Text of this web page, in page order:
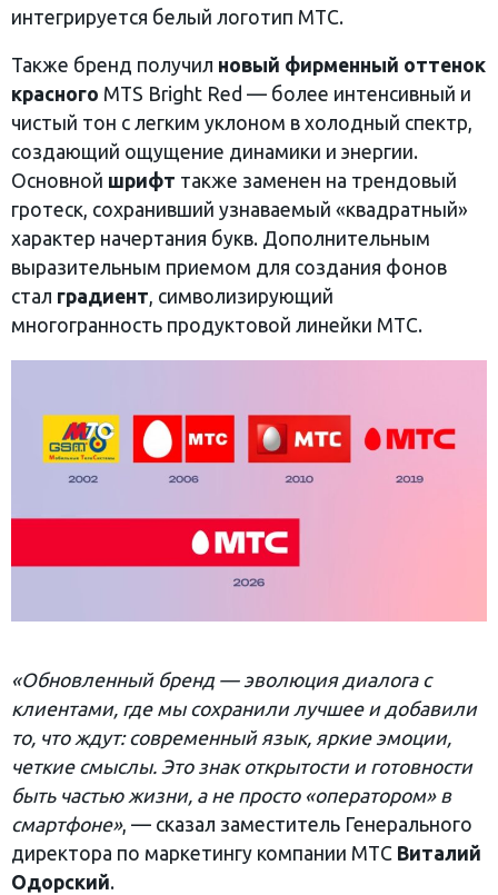
интегрируется белый логотип МТС.
Также бренд получил новый фирменный оттенок
красного MTS Bright Red — более интенсивный и
чистый тон с легким уклоном в холодный спектр,
создающий ощущение динамики и энергии.
Основной шрифт также заменен на трендовый
гротеск, сохранивший узнаваемый «квадратный»
характер начертания букв. Дополнительным
выразительным приемом для создания фонов
стал градиент, символизирующий
многогранность продуктовой линейки МТС.
«Обновленный бренд — эволюция диалога с
клиентами, где мы сохранили лучшее и добавили
то, что ждут: современный язык, яркие эмоции,
четкие смыслы. Это знак открытости и готовности
быть частью жизни, а не просто «оператором» в
смартфоне», — сказал заместитель Генерального
директора по маркетингу компании МТС Виталий
Одорский.